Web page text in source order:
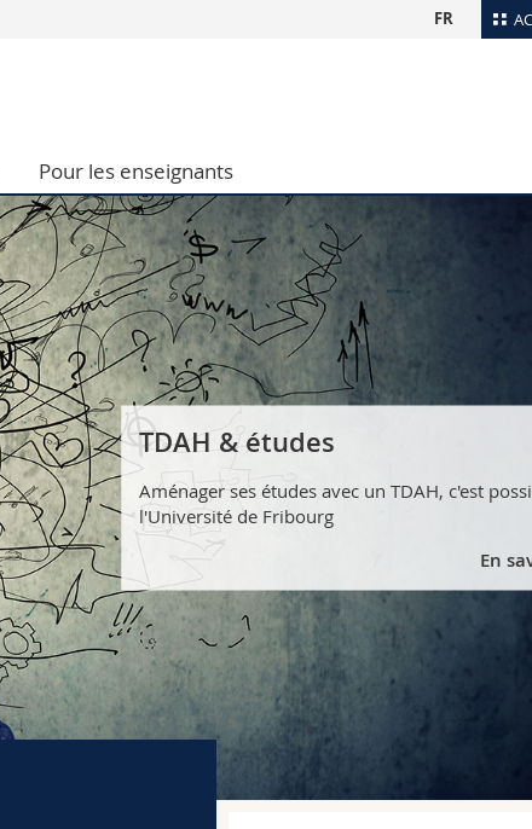
Médias
Chercheurs
Collaborateurs
Doctorants
Webmail
FR
Pour les enseignants
TDAH & études
Aménager ses études avec un TDAH, c'est
l'Université de Fribourg
En